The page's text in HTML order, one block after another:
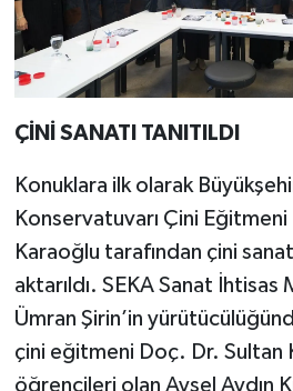
ÇİNİ SANATI TANITILDI
Konuklara ilk olarak
Konservatuvarı Çini
Karaoğlu tarafından çini
aktarıldı. SEKA Sanat İhtisas
Ümran Şirin’in
çini eğitmeni Doç. Dr. Sultan
öğrencileri olan Aysel Aydın